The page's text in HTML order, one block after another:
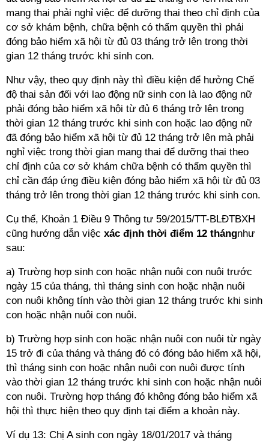
mang thai phải nghỉ việc để dưỡng thai theo chỉ định của
cơ sở khám bệnh, chữa bệnh có thẩm quyền thì phải
đóng bảo hiểm xã hội từ đủ 03 tháng trở lên trong thời
gian 12 tháng trước khi sinh con.
Như vậy, theo quy định này thì điều kiện để hưởng Chế
độ thai sản đối với lao động nữ sinh con là lao động nữ
phải đóng bảo hiểm xã hội từ đủ 6 tháng trở lên trong
thời gian 12 tháng trước khi sinh con hoặc lao động nữ
đã đóng bảo hiểm xã hội từ đủ 12 tháng trở lên mà phải
nghỉ việc trong thời gian mang thai để dưỡng thai theo
chỉ định của cơ sở khám chữa bệnh có thẩm quyền thì
chỉ cần đáp ứng điều kiện đóng bảo hiểm xã hội từ đủ 03
tháng trở lên trong thời gian 12 tháng trước khi sinh con.
Cụ thể, Khoản 1 Điều 9 Thông tư 59/2015/TT-BLĐTBXH
cũng hướng dẫn việc xác định thời điểm 12 thángnhư
sau:
a) Trường hợp sinh con hoặc nhận nuôi con nuôi trước
ngày 15 của tháng, thì tháng sinh con hoặc nhận nuôi
con nuôi không tính vào thời gian 12 tháng trước khi sinh
con hoặc nhận nuôi con nuôi.
b) Trường hợp sinh con hoặc nhận nuôi con nuôi từ ngày
15 trở đi của tháng và tháng đó có đóng bảo hiểm xã hội,
thì tháng sinh con hoặc nhận nuôi con nuôi được tính
vào thời gian 12 tháng trước khi sinh con hoặc nhận nuôi
con nuôi. Trường hợp tháng đó không đóng bảo hiểm xã
hội thì thực hiện theo quy định tại điểm a khoản này.
Ví dụ 13: Chị A sinh con ngày 18/01/2017 và tháng